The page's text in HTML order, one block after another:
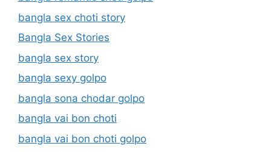
bangla sex choti story
Bangla Sex Stories
bangla sex story
bangla sexy golpo
bangla sona chodar golpo
bangla vai bon choti
bangla vai bon choti golpo